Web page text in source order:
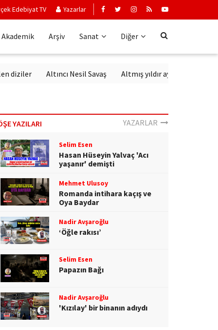
Edebiyat TV Yazarlar
Akademik Arşiv Sanat Diğer
Altıncı Nesil Savaş Altmış yıldır aynı sevgiyle
YAZILARI YAZARLAR
Selim Esen
Hasan Hüseyin Yalvaç 'Acı
yaşanır' demişti
Mehmet Ulusoy
Romanda intihara kaçış ve
Oya Baydar
Nadir Avşaroğlu
‘Öğle rakısı’
Selim Esen
Papazın Bağı
Nadir Avşaroğlu
'Kızılay' bir binanın adıydı